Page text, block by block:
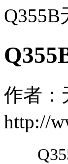
作者
http://